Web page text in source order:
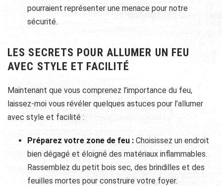
pourraient représenter une menace pour notre
sécurité.
LES SECRETS POUR ALLUMER UN FEU
AVEC STYLE ET FACILITÉ
Maintenant que vous comprenez l’importance du feu,
laissez-moi vous révéler quelques astuces pour l’allumer
avec style et facilité :
Préparez votre zone de feu : Choisissez un endroit
bien dégagé et éloigné des matériaux inflammables.
Rassemblez du petit bois sec, des brindilles et des
feuilles mortes pour construire votre foyer.